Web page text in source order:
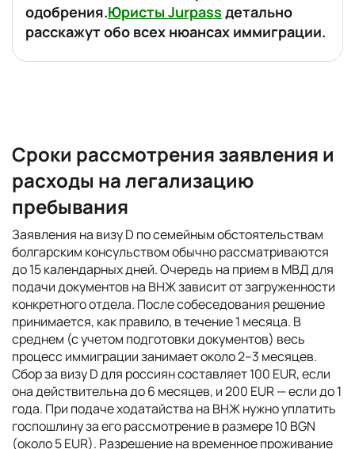
одобрения.Юристы Jurpass детально
расскажут обо всех нюансах иммиграции.
Сроки рассмотрения заявления и
расходы на легализацию
пребывания
Заявления на визу D по семейным обстоятельствам
болгарским консульством обычно рассматриваются
до 15 календарных дней. Очередь на прием в МВД для
подачи документов на ВНЖ зависит от загруженности
конкретного отдела. После собеседования решение
принимается, как правило, в течение 1 месяца. В
среднем (с учетом подготовки документов) весь
процесс иммиграции занимает около 2–3 месяцев.
Сбор за визу D для россиян составляет 100 EUR, если
она действительна до 6 месяцев, и 200 EUR — если до 1
года. При подаче ходатайства на ВНЖ нужно уплатить
госпошлину за его рассмотрение в размере 10 BGN
(около 5 EUR). Разрешение на временное проживание